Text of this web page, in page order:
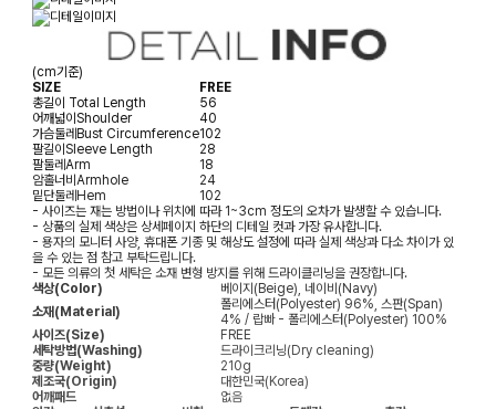
(cm기준)
SIZE
FREE
총길이 Total Length
56
어깨넓이Shoulder
40
가슴둘레Bust Circumference102
팔길이Sleeve Length
28
팔둘레Arm
18
암홀너비Armhole
24
밑단둘레Hem
102
- 사이즈는 재는 방법이나 위치에 따라 1~3cm 정도의 오차가 발생할 수 있습니다.
- 상품의 실제 색상은 상세페이지 하단의 디테일 컷과 가장 유사합니다.
- 용자의 모니터 사양, 휴대폰 기종 및 해상도 설정에 따라 실제 색상과 다소 차이가 있
을 수 있는 점 참고 부탁드립니다.
- 모든 의류의 첫 세탁은 소재 변형 방지를 위해 드라이클리닝을 권장합니다.
색상(Color)
베이지(Beige), 네이비(Navy)
소재(Material)
폴리에스터(Polyester) 96%, 스판(Span)
4% / 랍빠 - 폴리에스터(Polyester) 100%
사이즈(Size)
FREE
세탁방법(Washing)
드라이크리닝(Dry cleaning)
중량(Weight)
210g
제조국(Origin)
대한민국(Korea)
어깨패드
없음